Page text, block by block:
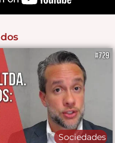
Sociedades